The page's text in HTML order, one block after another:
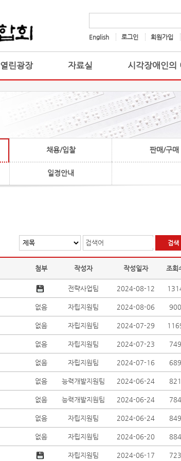
English 로그인 회원가입
열린광장 자료실 시각장애인의
채용/입찰 판매/구매
일정안내
검색어
첨부 작성자 작성일자 조회
전략사업팀 2024-08-12
없음 자립지원팀 2024-08-06 900
없음 자립지원팀 2024-07-29
없음 자립지원팀 2024-07-23 749
없음 자립지원팀 2024-07-16 689
없음 능력개발지원팀 2024-06-24 821
없음 능력개발지원팀 2024-06-24 784
없음 자립지원팀 2024-06-24 849
없음 자립지원팀 2024-06-20 884
자립지원팀 2024-06-17 723